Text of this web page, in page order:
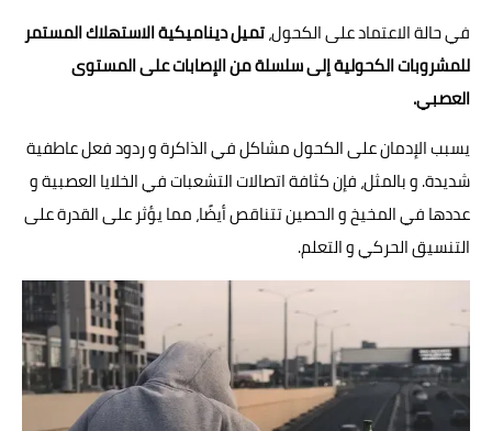
في حالة الاعتماد على الكحول،تميل ديناميكية الاستهلاك المستمر
للمشروبات الكحولية إلى سلسلة من الإصابات على المستوى
العصبي.
يسبب الإدمان على الكحول مشاكل في الذاكرة و ردود فعل عاطفية
شديدة. و بالمثل، فإن كثافة اتصالات التشعبات في الخلايا العصبية و
عددها في المخيخ و الحصين تتناقص أيضًا، مما يؤثر على القدرة على
التنسيق الحركي و التعلم.